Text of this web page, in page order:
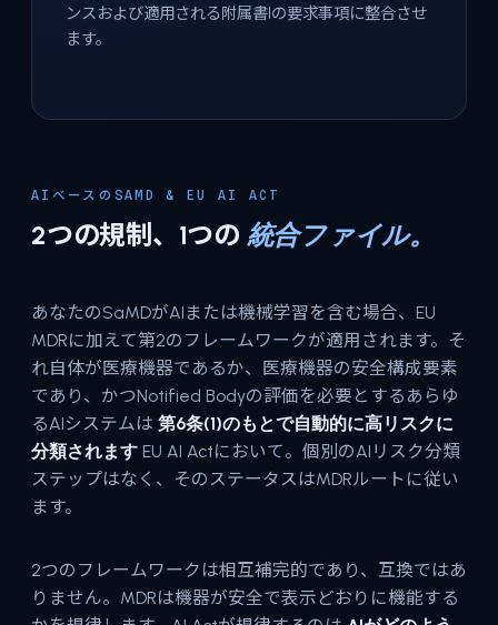
ンスおよび適用される附属書Iの要求事項に整合させ
ます。
AIベースのSAMD & EU AI ACT
2つの規制、1つの 統合ファイル。
あなたのSaMDがAIまたは機械学習を含む場合、EU
MDRに加えて第2のフレームワークが適用されます。そ
れ自体が医療機器であるか、医療機器の安全構成要素
であり、かつNotified Bodyの評価を必要とするあらゆ
るAIシステムは 第6条(1)のもとで自動的に高リスクに
分類されます EU AI Actにおいて。個別のAIリスク分類
ステップはなく、そのステータスはMDRルートに従い
ます。
2つのフレームワークは相互補完的であり、互換ではあ
りません。MDRは機器が安全で表示どおりに機能する